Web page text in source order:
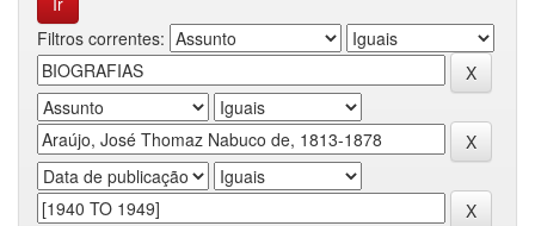
Filtros correntes: